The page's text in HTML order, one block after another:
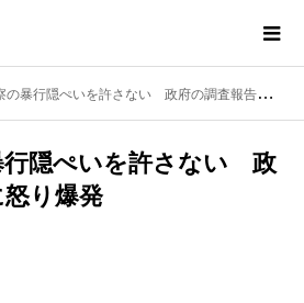
行隠ぺいを許さない 政府の調査報告に怒り爆発
隠ぺいを許さない 政
り爆発